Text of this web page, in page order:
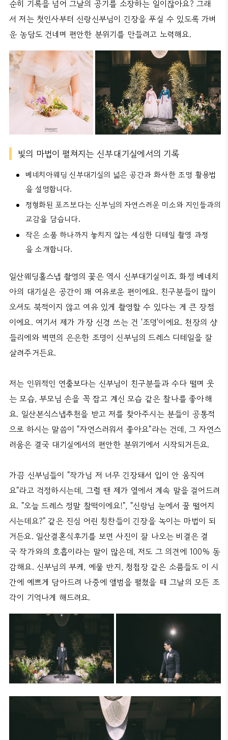
순히 기록을 넘어 그날의 공기를 소장하는 일이잖아요? 그래
서 저는 첫인사부터 신랑신부님이 긴장을 푸실 수 있도록 가벼
운 농담도 건네며 편안한 분위기를 만들려고 노력해요.
빛의 마법이 펼쳐지는 신부대기실에서의 기록
베네치아웨딩 신부대기실의 넓은 공간과 화사한 조명 활용법
을 설명합니다.
정형화된 포즈보다는 신부님의 자연스러운 미소와 지인들과의
교감을 담습니다.
작은 소품 하나까지 놓치지 않는 세심한 디테일 촬영 과정
을 소개합니다.
일산웨딩홀스냅 촬영의 꽃은 역시 신부대기실이죠. 화정 베네치
아의 대기실은 공간이 꽤 여유로운 편이에요. 친구분들이 많이
오셔도 북적이지 않고 여유 있게 촬영할 수 있다는 게 큰 장점
이에요. 여기서 제가 가장 신경 쓰는 건 '조명'이에요. 천장의 샹
들리에와 벽면의 은은한 조명이 신부님의 드레스 디테일을 잘
살려주거든요.
저는 인위적인 연출보다는 신부님이 친구분들과 수다 떨며 웃
는 모습, 부모님 손을 꼭 잡고 계신 모습 같은 찰나를 좋아해
요. 일산본식스냅추천을 받고 저를 찾아주시는 분들이 공통적
으로 하시는 말씀이 "자연스러워서 좋아요"라는 건데, 그 자연스
러움은 결국 대기실에서의 편안한 분위기에서 시작되거든요.
가끔 신부님들이 "작가님 저 너무 긴장돼서 입이 안 움직여
요"라고 걱정하시는데, 그럴 땐 제가 옆에서 계속 말을 걸어드려
요. "오늘 드레스 정말 찰떡이에요!", "신랑님 눈에서 꿀 떨어지
시는데요?" 같은 진심 어린 칭찬들이 긴장을 녹이는 마법이 되
거든요. 일산결혼식후기를 보면 사진이 잘 나오는 비결은 결
국 작가와의 호흡이라는 말이 많은데, 저도 그 의견에 100% 동
감해요. 신부님의 부케, 예물 반지, 청첩장 같은 소품들도 이 시
간에 예쁘게 담아드려 나중에 앨범을 펼쳤을 때 그날의 모든 조
각이 기억나게 해드려요.